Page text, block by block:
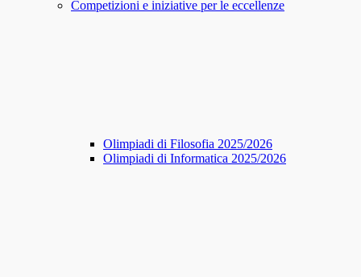
Competizioni e iniziative per le eccellenze
Olimpiadi di Filosofia 2025/2026
Olimpiadi di Informatica 2025/2026